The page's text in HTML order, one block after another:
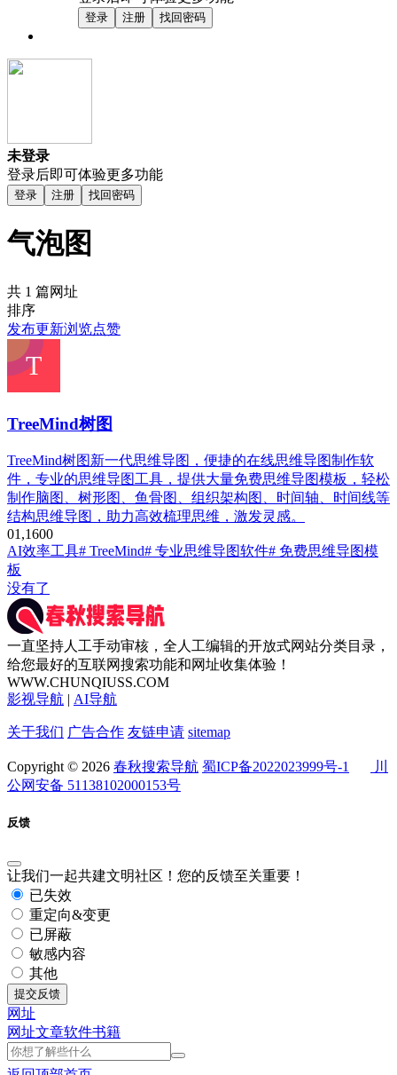
登录 注册 找回密码
未登录
登录后即可体验更多功能
登录 注册 找回密码
气泡图
共 1 篇网址
排序
发布更新浏览点赞
TreeMind树图
TreeMind树图新一代思维导图，便捷的在线思维导图制作软
件，专业的思维导图工具，提供大量免费思维导图模板，轻松
制作脑图、树形图、鱼骨图、组织架构图、时间轴、时间线等
结构思维导图，助力高效梳理思维，激发灵感。
01,1600
AI效率工具# TreeMind# 专业思维导图软件# 免费思维导图模
板
没有了
一直坚持人工手动审核，全人工编辑的开放式网站分类目录，
给您最好的互联网搜索功能和网址收集体验！
WWW.CHUNQIUSS.COM
影视导航 | AI导航
关于我们 广告合作 友链申请 sitemap
Copyright © 2026 春秋搜索导航 蜀ICP备2022023999号-1
川
公网安备 51138102000153号
反馈
让我们一起共建文明社区！您的反馈至关重要！
已失效
重定向&变更
已屏蔽
敏感内容
其他
提交反馈
网址
网址文章软件书籍